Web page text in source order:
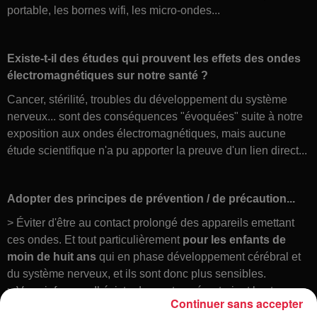
portable, les bornes wifi, les micro-ondes...
Existe-t-il des études qui prouvent les effets des ondes
électromagnétiques sur notre santé ?
Cancer, stérilité, troubles du développement du système
nerveux... sont des conséquences "évoquées" suite à notre
exposition aux ondes électromagnétiques, mais aucune
étude scientifique n'a pu apporter la preuve d'un lien direct...
Adopter des principes de prévention / de précaution...
> Éviter d'être au contact prolongé des appareils emettant
ces ondes. Et tout particulièrement pour les enfants de
moin de huit ans qui en phase développement cérébral et
du système nerveux, et ils sont donc plus sensibles.
> Vous informer : Il éxiste des cartes, répertoriant les taux
d'ondes électromagnétiques, publiées par des organisme
Continuer sans accepter